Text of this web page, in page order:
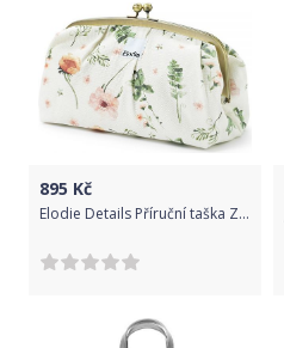
895 Kč
Elodie Details Příruční taška Zipn´ Go Meadow Blossom